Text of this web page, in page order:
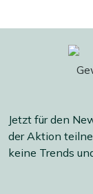
Jetzt für den
der Aktion
keine Trends